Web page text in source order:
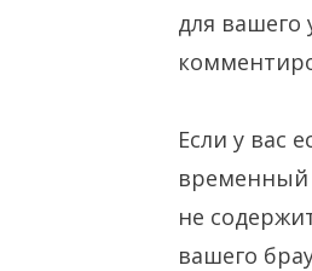
для вашего
Если у вас
временный
не
вашего